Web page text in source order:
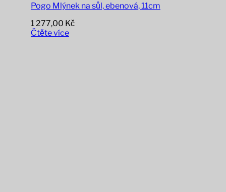
Pogo Mlýnek na sůl, ebenová, 11cm
1 277,00 Kč
Čtěte více